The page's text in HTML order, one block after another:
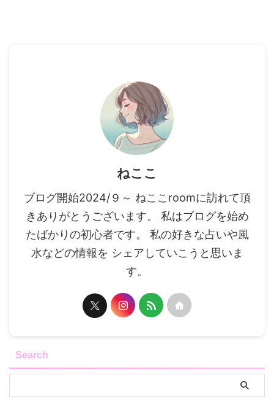
ねここ
ブログ開始2024/９～ ねここroomに訪れて頂
きありがとうございます。 私はブログを始め
たばかりの初心者です。 私の好きな占いや風
水などの情報を シェアしていこうと思いま
す。
Search